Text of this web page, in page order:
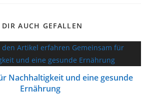
AUCH GEFALLEN
Nachhaltigkeit und eine gesunde
Ernährung